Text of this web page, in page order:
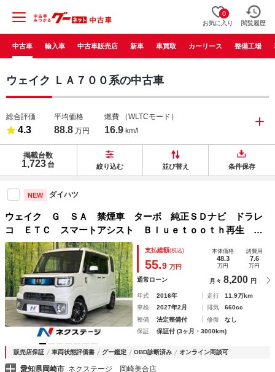
0
お気に入り 閲覧履歴
中古車 輸入車 中古車販売店 新車 車買取 カーリース 整備工場
ウェイク ＬＡ７００系の中古車
総合評価
4.3
平均価格
88.8 万円
燃費 （WLTCモード）
16.9 km/l
掲載台数
1,723 台 絞り込む 並び替え 条件保存
NEW ダイハツ
ウェイク Ｇ ＳＡ 禁煙車 ターボ 純正ＳＤナビ ドラレ
コ ＥＴＣ スマートアシスト Ｂｌｕｅｔｏｏｔｈ再生 両
側電動スライドドア アイドリングストップ ＬＥＤヘッドラ
イト 横滑り防止装置 純正１５インチアルミ
支払総額(税込)
55.9 万円
本体価格
48.3
万円
諸費用
7.6
万円
通常ローン 月々 8,200 円
年式 2016年 走行
11.9万km
車検
2027年2月 排気
660cc
整備
法定整備付 修復
なし
保証
保証付 (3ヶ月・3000km)
販売店保証 車両状態評価書 グー鑑定 OBD診断済み オンライン商談可
愛知県岡崎市 ネクステージ 岡崎美合店